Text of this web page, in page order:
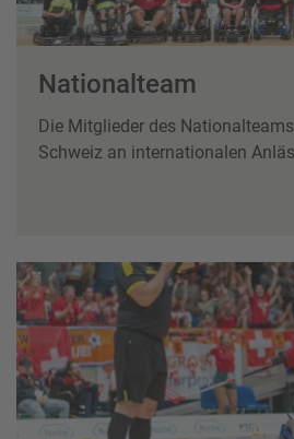
Nationalteam
Die Mitglieder des
Schweiz an internationalen